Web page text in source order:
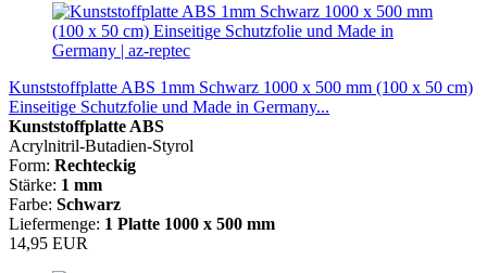
Kunststoffplatte ABS 1mm Schwarz 1000 x 500 mm (100 x 50 cm)
Einseitige Schutzfolie und Made in Germany...
Kunststoffplatte ABS
Acrylnitril-Butadien-Styrol
Form: Rechteckig
Stärke: 1 mm
Farbe: Schwarz
Liefermenge: 1 Platte 1000 x 500 mm
14,95 EUR